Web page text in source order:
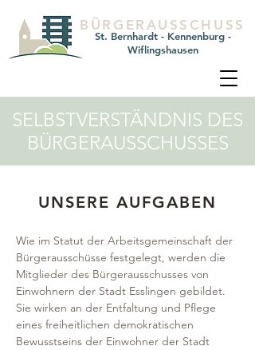
BÜRGERAUSSCHUSS
St. Bernhardt - Kennenburg -
Wiflingshausen
SELBSTVERSTÄNDNIS DES
BÜRGERAUSSCHUSSES
UNSERE AUFGABEN
​Wie im Statut der Arbeitsgemeinschaft der
Bürgerausschüsse festgelegt, werden die
Mitglieder des Bürgerausschusses von
Einwohnern der Stadt Esslingen gebildet.
Sie wirken an der Entfaltung und Pflege
eines freiheitlichen demokratischen
Bewusstseins der Einwohner der Stadt